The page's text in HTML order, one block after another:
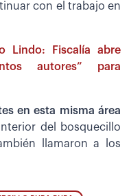
con el trabajo en
Lindo: Fiscalía abre
autores” para
en esta misma área
del bosquecillo
llamaron a los